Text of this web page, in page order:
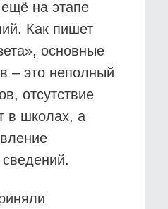
на этапе
Как пишет
основные
– это неполный
отсутствие
в школах, а